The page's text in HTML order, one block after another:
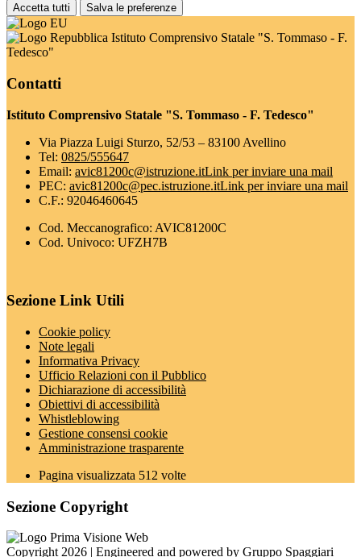
Accetta tutti Salva le preferenze
Istituto Comprensivo Statale "S. Tommaso - F.
Tedesco"
Contatti
Istituto Comprensivo Statale "S. Tommaso - F. Tedesco"
Via Piazza Luigi Sturzo, 52/53 – 83100 Avellino
Tel: 0825/555647
Email: avic81200c@istruzione.itLink per inviare una mail
PEC: avic81200c@pec.istruzione.itLink per inviare una mail
C.F.: 92046460645
Cod. Meccanografico: AVIC81200C
Cod. Univoco: UFZH7B
Sezione Link Utili
Cookie policy
Note legali
Informativa Privacy
Ufficio Relazioni con il Pubblico
Dichiarazione di accessibilità
Obiettivi di accessibilità
Whistleblowing
Gestione consensi cookie
Amministrazione trasparente
Pagina visualizzata 512 volte
Sezione Copyright
Copyright 2026 | Engineered and powered by Gruppo Spaggiari